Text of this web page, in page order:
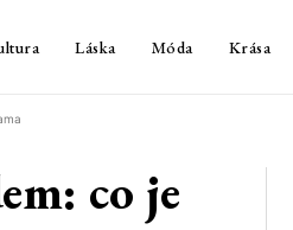
Láska Móda Krása
co je